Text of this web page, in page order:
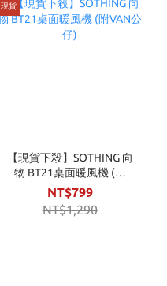
現貨
【現貨下殺】SOTHING 向
物 BT21桌面暖風機 (附
VAN公仔)
NT$799
NT$1,290